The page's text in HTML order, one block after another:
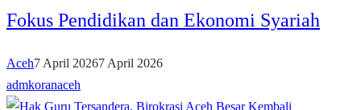
Fokus Pendidikan dan Ekonomi Syariah
Aceh7 April 20267 April 2026
admkoranaceh